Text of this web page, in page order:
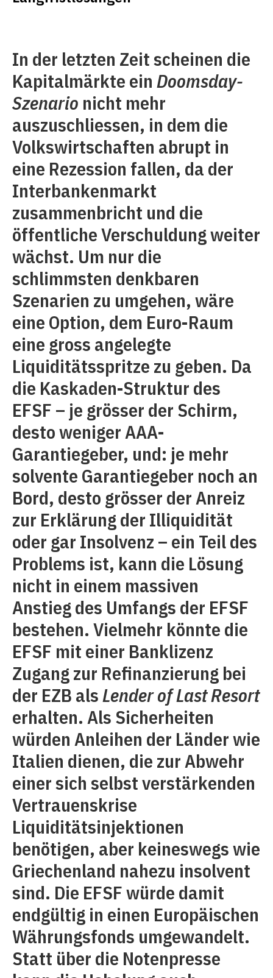
In der letzten Zeit scheinen die
Kapitalmärkte ein Doomsday-
Szenario nicht mehr
auszuschliessen, in dem die
Volkswirtschaften abrupt in
eine Rezession fallen, da der
Interbankenmarkt
zusammenbricht und die
öffentliche Verschuldung weiter
wächst. Um nur die
schlimmsten denkbaren
Szenarien zu umgehen, wäre
eine Option, dem Euro-Raum
eine gross angelegte
Liquiditätsspritze zu geben. Da
die Kaskaden-Struktur des
EFSF – je grösser der Schirm,
desto weniger AAA-
Garantiegeber, und: je mehr
solvente Garantiegeber noch an
Bord, desto grösser der Anreiz
zur Erklärung der Illiquidität
oder gar Insolvenz – ein Teil des
Problems ist, kann die Lösung
nicht in einem massiven
Anstieg des Umfangs der EFSF
bestehen. Vielmehr könnte die
EFSF mit einer Banklizenz
Zugang zur Refinanzierung bei
der EZB alsLender of Last Resort
erhalten. Als Sicherheiten
würden Anleihen der Länder wie
Italien dienen, die zur Abwehr
einer sich selbst verstärkenden
Vertrauenskrise
Liquiditätsinjektionen
benötigen, aber keineswegs wie
Griechenland nahezu insolvent
sind. Die EFSF würde damit
endgültig in einen Europäischen
Währungsfonds umgewandelt.
Statt über die Notenpresse